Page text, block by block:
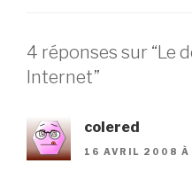
4 réponses sur “Le
Internet”
colered
16 AVRIL 2008 À